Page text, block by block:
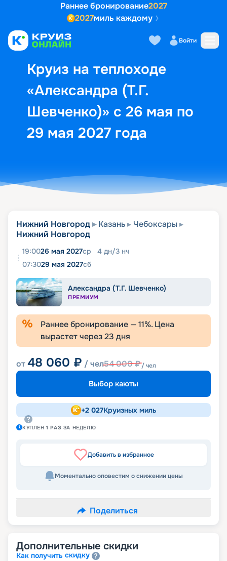
Раннее бронирование2027
2027миль каждому
Войти
Круиз на теплоходе
«Александра (Т.Г.
Шевченко)» с 26 мая по
29 мая 2027 года
Выбор кают Маршрут и
Нижний Новгород Казань
Чебоксары
Нижний Новгород
19:0026 мая 2027ср 4 дн/3 нч
07:3029 мая 2027сб
Александра (Т.Г. Шевченко)
ПРЕМИУМ
Раннее бронирование —11%. Цена
вырастет через23 дня
от48 060 ₽ / чел54 000₽/ чел
Выбор каюты
+2 027Круизных миль
КУПЛЕН1 РАЗ ЗА НЕДЕЛЮ
Добавить в избранное
Моментально оповестим о снижении цены
Поделиться
Дополнительные скидки
Как получить скидку